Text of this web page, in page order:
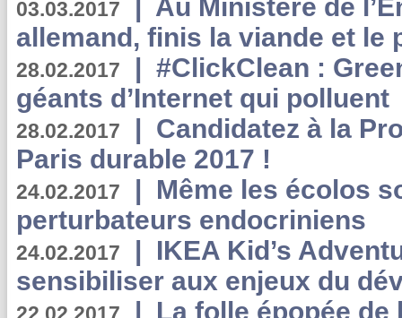
03.03.2017 | Au Ministère de
allemand, finis la viande et le
28.02.2017 | #ClickClean :
géants d’Internet qui polluent
28.02.2017 | Candidatez à la
Paris durable 2017 !
24.02.2017 | Même les écolos
perturbateurs endocriniens
24.02.2017 | IKEA Kid’s
sensibiliser aux enjeux du
| La folle épopée de